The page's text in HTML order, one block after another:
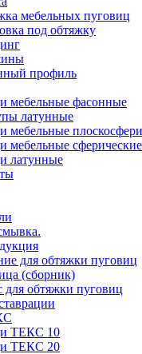
мебельных пуговиц
под обтяжку
профиль
мебельные фасонные
латунные
мебельные
мебельные сферические
латунные
для обтяжки пуговиц
(сборник)
для обтяжки пуговиц
ТЕКС 10
ТЕКС 20